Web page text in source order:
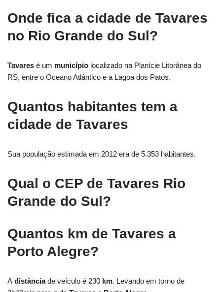
Onde fica a cidade de Tavares
no Rio Grande do Sul?
Tavares é um município localizado na Planície Litorânea do
RS, entre o Oceano Atlântico e a Lagoa dos Patos.
Quantos habitantes tem a
cidade de Tavares
Sua população estimada em 2012 era de 5.353 habitantes.
Qual o CEP de Tavares Rio
Grande do Sul?
Quantos km de Tavares a
Porto Alegre?
A distânciade veículo é 230 km. Levando em torno de